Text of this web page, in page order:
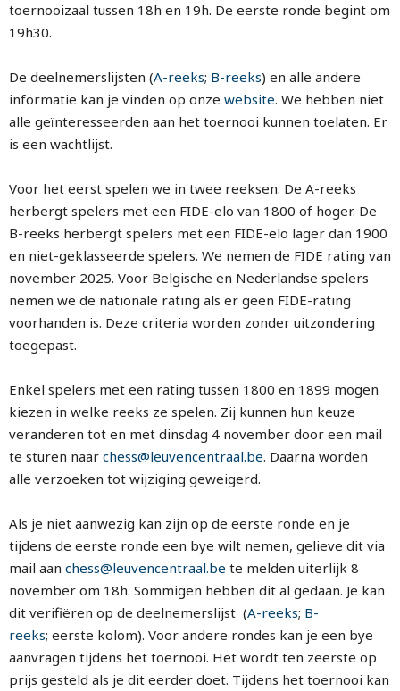
toernooizaal tussen 18h en 19h. De eerste ronde begint om
19h30.
De deelnemerslijsten (A-reeks; B-reeks) en alle andere
informatie kan je vinden op onze website. We hebben niet
alle geïnteresseerden aan het toernooi kunnen toelaten. Er
is een wachtlijst.
Voor het eerst spelen we in twee reeksen. De A-reeks
herbergt spelers met een FIDE-elo van 1800 of hoger. De
B-reeks herbergt spelers met een FIDE-elo lager dan 1900
en niet-geklasseerde spelers. We nemen de FIDE rating van
november 2025. Voor Belgische en Nederlandse spelers
nemen we de nationale rating als er geen FIDE-rating
voorhanden is. Deze criteria worden zonder uitzondering
toegepast.
Enkel spelers met een rating tussen 1800 en 1899 mogen
kiezen in welke reeks ze spelen. Zij kunnen hun keuze
veranderen tot en met dinsdag 4 november door een mail
te sturen naar chess@leuvencentraal.be. Daarna worden
alle verzoeken tot wijziging geweigerd.
Als je niet aanwezig kan zijn op de eerste ronde en je
tijdens de eerste ronde een bye wilt nemen, gelieve dit via
mail aan chess@leuvencentraal.be te melden uiterlijk 8
november om 18h. Sommigen hebben dit al gedaan. Je kan
dit verifiëren op de deelnemerslijst (A-reeks; B-
reeks; eerste kolom). Voor andere rondes kan je een bye
aanvragen tijdens het toernooi. Het wordt ten zeerste op
prijs gesteld als je dit eerder doet. Tijdens het toernooi kan